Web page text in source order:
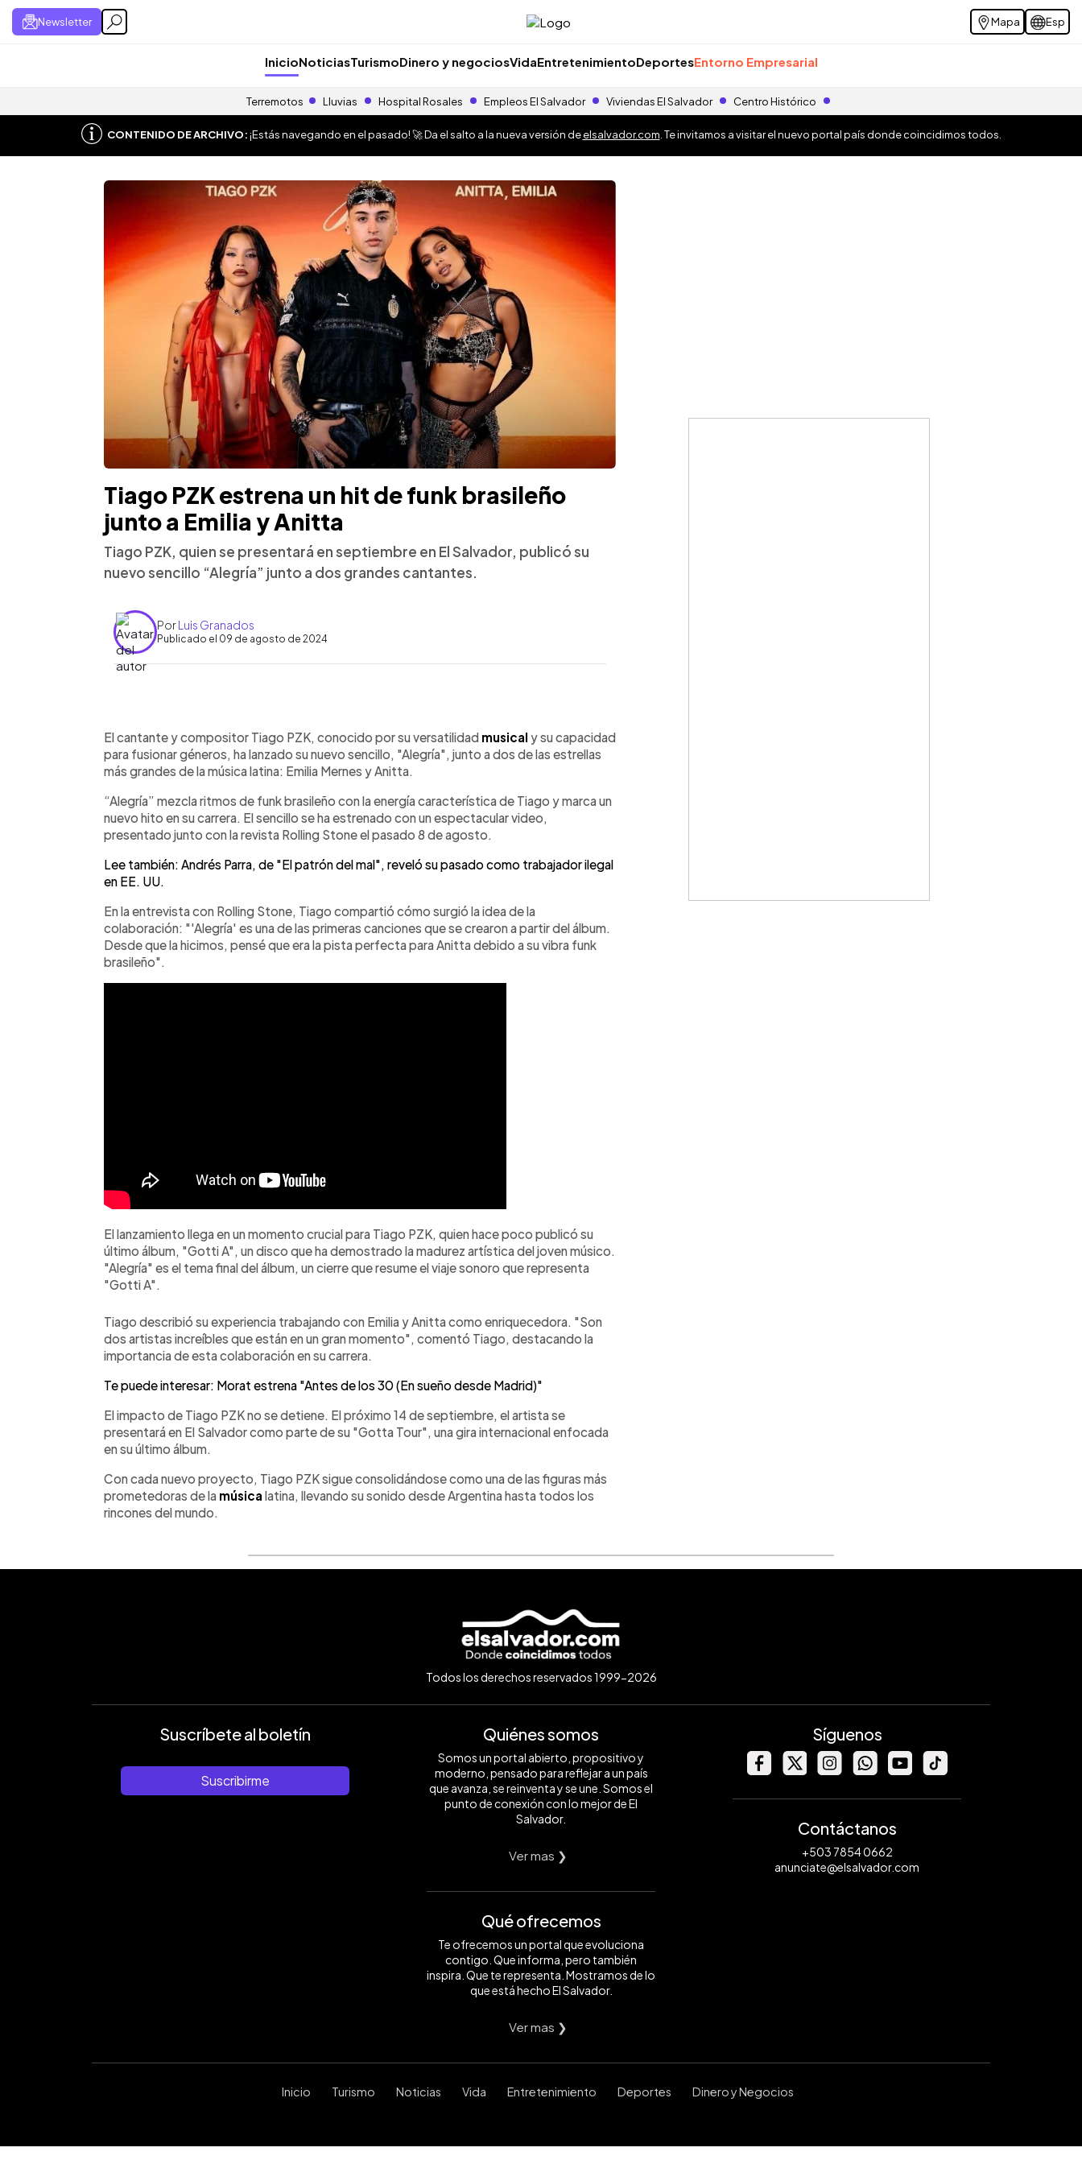
Newsletter Mapa Esp
InicioNoticiasTurismoDinero y negociosVidaEntretenimientoDeportesEntorno Empresarial
Terremotos Lluvias Hospital Rosales Empleos El Salvador Viviendas El Salvador Centro Histórico
CONTENIDO DE ARCHIVO:¡Estás navegando en el pasado! 🚀 Da el salto a la nueva versión deelsalvador.com . Te invitamos a visitar el nuevo portal país donde coincidimos todos.
Tiago PZK estrena un hit de funk brasileño
junto a Emilia y Anitta
Tiago PZK, quien se presentará en septiembre en El Salvador, publicó su
nuevo sencillo “Alegría” junto a dos grandes cantantes.
PorLuis Granados
Publicado el 09 de agosto de 2024
► Escuchar artículo
El cantante y compositor Tiago PZK, conocido por su versatilidad musical y su capacidad
para fusionar géneros, ha lanzado su nuevo sencillo, "Alegría", junto a dos de las estrellas
más grandes de la música latina: Emilia Mernes y Anitta.
“Alegría” mezcla ritmos de funk brasileño con la energía característica de Tiago y marca un
nuevo hito en su carrera. El sencillo se ha estrenado con un espectacular video,
presentado junto con la revista Rolling Stone el pasado 8 de agosto.
Lee también: Andrés Parra, de "El patrón del mal", reveló su pasado como trabajador ilegal
en EE. UU.
En la entrevista con Rolling Stone, Tiago compartió cómo surgió la idea de la
colaboración: "'Alegría' es una de las primeras canciones que se crearon a partir del álbum.
Desde que la hicimos, pensé que era la pista perfecta para Anitta debido a su vibra funk
brasileño".
El lanzamiento llega en un momento crucial para Tiago PZK, quien hace poco publicó su
último álbum, "Gotti A", un disco que ha demostrado la madurez artística del joven músico.
"Alegría" es el tema final del álbum, un cierre que resume el viaje sonoro que representa
"Gotti A".
Tiago describió su experiencia trabajando con Emilia y Anitta como enriquecedora. "Son
dos artistas increíbles que están en un gran momento", comentó Tiago, destacando la
importancia de esta colaboración en su carrera.
Te puede interesar: Morat estrena "Antes de los 30 (En sueño desde Madrid)"
El impacto de Tiago PZK no se detiene. El próximo 14 de septiembre, el artista se
presentará en El Salvador como parte de su "Gotta Tour", una gira internacional enfocada
en su último álbum.
Con cada nuevo proyecto, Tiago PZK sigue consolidándose como una de las figuras más
prometedoras de la música latina, llevando su sonido desde Argentina hasta todos los
rincones del mundo.
Todos los derechos reservados 1999-2026
Suscríbete al boletín
Suscribirme
Quiénes somos
Somos un portal abierto, propositivo y
moderno, pensado para reflejar a un país
que avanza, se reinventa y se une. Somos el
punto de conexión con lo mejor de El
Salvador.
Ver mas ❯
Qué ofrecemos
Te ofrecemos un portal que evoluciona
contigo. Que informa, pero también
inspira. Que te representa. Mostramos de lo
que está hecho El Salvador.
Ver mas ❯
Síguenos
Contáctanos
+503 7854 0662
anunciate@elsalvador.com
Inicio Turismo Noticias Vida Entretenimiento Deportes Dinero y Negocios